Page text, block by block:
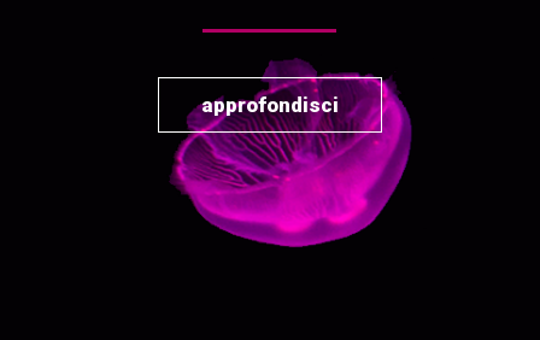
approfondisci